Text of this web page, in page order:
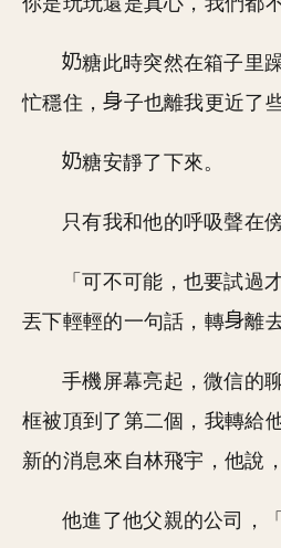
糖此時突然在箱子里
忙穩住，
子也離我更近了些
糖安靜了下來。
只有我和他的呼吸聲在
「可不可能，也要試過
丟下輕輕的一句話，轉
離
手機屏幕亮起，微信的
框被頂到了第二個，我轉給
新的消息來自林飛宇，他說
他進了他父親的公司，